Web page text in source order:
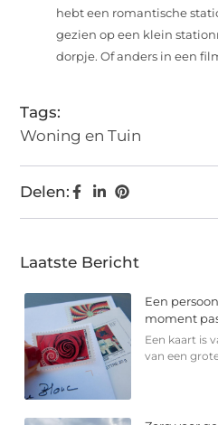
hebt een romantische
gezien op een klein
dorpje. Of anders in een
Tags:
Woning en Tuin
Delen:
Laatste Bericht
Een
moment
Een kaart is
van een